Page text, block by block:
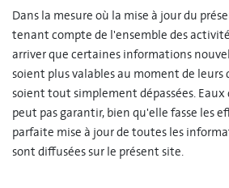
Dans la mesure où la mise à jour du
tenant compte de l'ensemble des
arriver que certaines informations
soient plus valables au moment de
soient tout simplement dépassées. Eaux
peut pas garantir, bien qu'elle fasse les
parfaite mise à jour de toutes les
sont diffusées sur le présent site.